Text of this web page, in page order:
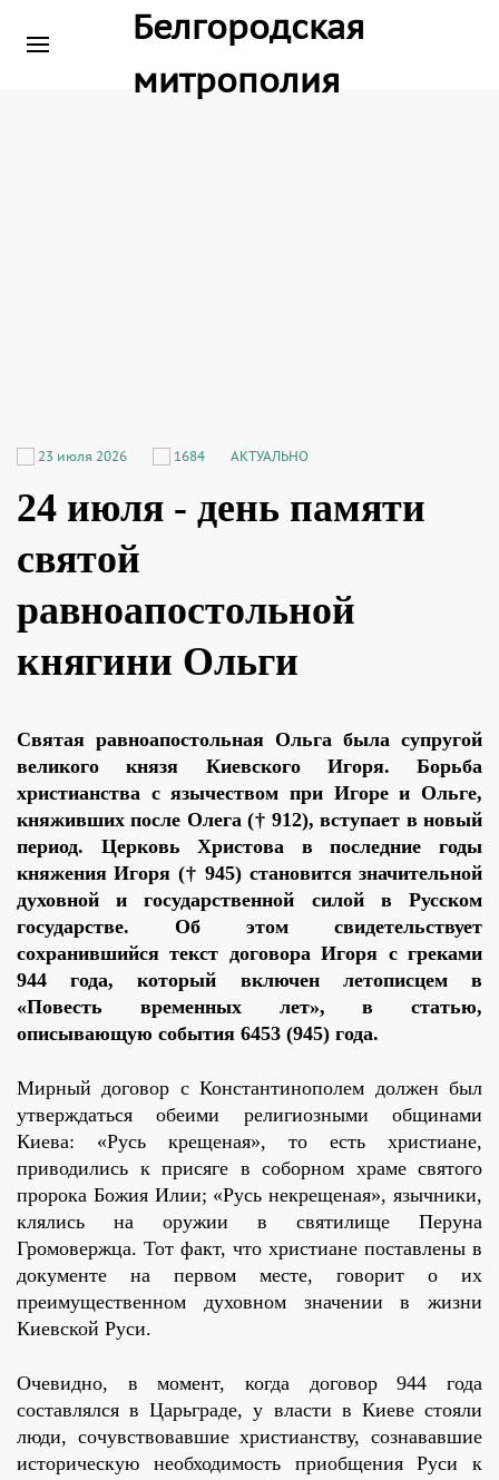
23 июля 2026 1684 АКТУАЛЬНО
24 июля - день памяти
святой
равноапостольной
княгини Ольги
Святая равноапостольная Ольга была супругой
великого князя Киевского Игоря. Борьба
христианства с язычеством при Игоре и Ольге,
княживших после Олега († 912), вступает в новый
период. Церковь Христова в последние годы
княжения Игоря († 945) становится значительной
духовной и государственной силой в Русском
государстве. Об этом свидетельствует
сохранившийся текст договора Игоря с греками
944 года, который включен летописцем в
«Повесть временных лет», в статью,
описывающую события 6453 (945) года.
Мирный договор с Константинополем должен был
утверждаться обеими религиозными общинами
Киева: «Русь крещеная», то есть христиане,
приводились к присяге в соборном храме святого
пророка Божия Илии; «Русь некрещеная», язычники,
клялись на оружии в святилище Перуна
Громовержца. Тот факт, что христиане поставлены в
документе на первом месте, говорит о их
преимущественном духовном значении в жизни
Киевской Руси.
Очевидно, в момент, когда договор 944 года
составлялся в Царьграде, у власти в Киеве стояли
люди, сочувствовавшие христианству, сознававшие
историческую необходимость приобщения Руси к